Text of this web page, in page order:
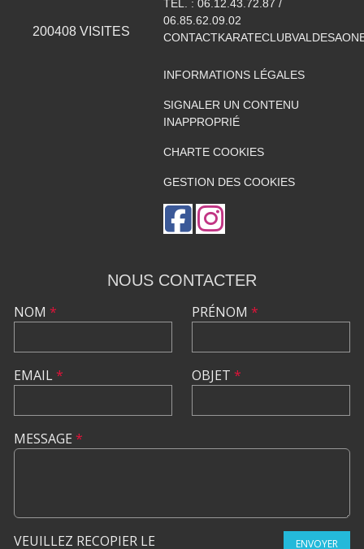
200408 VISITES
TÉL. : 06.12.43.72.87 /
06.85.62.09.02
INFORMATIONS LÉGALES
SIGNALER UN CONTENU
INAPPROPRIÉ
CHARTE COOKIES
GESTION DES COOKIES
NOUS CONTACTER
NOM *
EMAIL*
PRÉNOM *
OBJET *
MESSAGE *
VEUILLEZ RECOPIER LE ENVOYER